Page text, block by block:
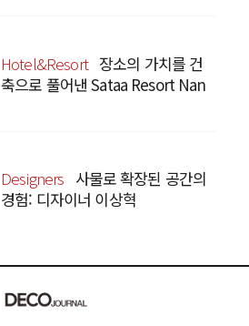
Hotel&Resort 장소의 가치를 건
축으로 풀어낸 Sataa Resort Nan
Designers 사물로 확장된 공간의
경험: 디자이너 이상혁